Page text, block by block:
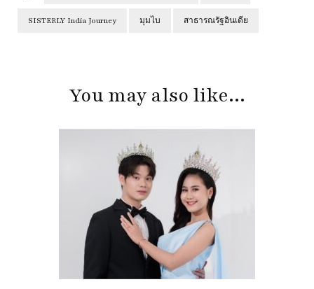
SISTERLY India Journey มุมไบ สาธารณรัฐอินเดีย
You may also like...